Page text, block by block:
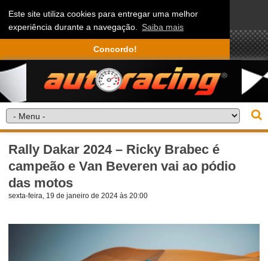
Este site utiliza cookies para entregar uma melhor
experiência durante a navegação. Saiba mais
Concordo!
Rally Dakar 2024 – Ricky Brabec é
campeão e Van Beveren vai ao pódio
das motos
sexta-feira, 19 de janeiro de 2024 às 20:00